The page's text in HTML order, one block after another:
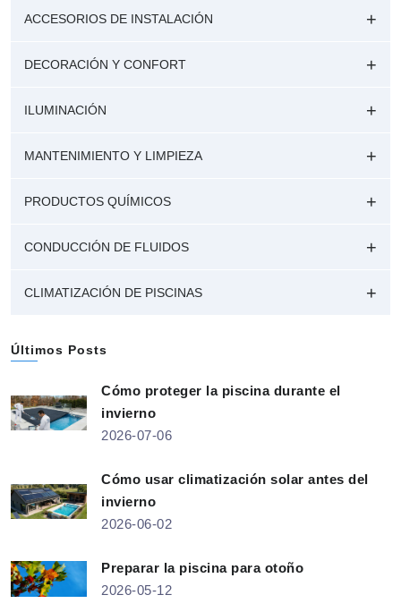
ACCESORIOS DE INSTALACIÓN
DECORACIÓN Y CONFORT
ILUMINACIÓN
MANTENIMIENTO Y LIMPIEZA
PRODUCTOS QUÍMICOS
CONDUCCIÓN DE FLUIDOS
CLIMATIZACIÓN DE PISCINAS
Últimos Posts
Cómo proteger la piscina durante el
invierno
2026-07-06
Cómo usar climatización solar antes del
invierno
2026-06-02
Preparar la piscina para otoño
2026-05-12